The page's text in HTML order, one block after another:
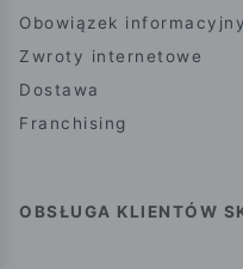
Obowiązek
Zwroty internetowe
Dostawa
Franchising
OBSŁUGA KLIENTÓW